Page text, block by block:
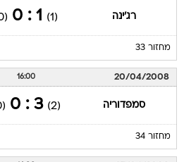
רג'ינה (1)
1 : 0
(0)
מחזור 33
20/04/2008
16:00
סמפדוריה (2)
3 : 0
(0)
מחזור 34